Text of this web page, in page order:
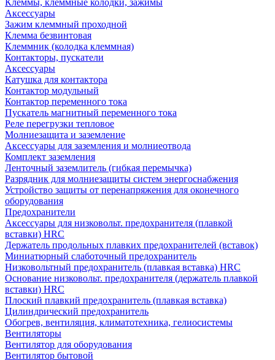
Клеммы, клеммные колодки, зажимы
Аксессуары
Зажим клеммный проходной
Клемма безвинтовая
Клеммник (колодка клеммная)
Контакторы, пускатели
Аксессуары
Катушка для контактора
Контактор модульный
Контактор переменного тока
Пускатель магнитный переменного тока
Реле перегрузки тепловое
Молниезащита и заземление
Аксессуары для заземления и молниеотвода
Комплект заземления
Ленточный заземлитель (гибкая перемычка)
Разрядник для молниезащиты систем энергоснабжения
Устройство защиты от перенапряжения для оконечного
оборудования
Предохранители
Аксессуары для низковольт. предохранителя (плавкой
вставки) HRC
Держатель продольных плавких предохранителей (вставок)
Миниатюрный слаботочный предохранитель
Низковольтный предохранитель (плавкая вставка) HRC
Основание низковольт. предохранителя (держатель плавкой
вставки) HRC
Плоский плавкий предохранитель (плавкая вставка)
Цилиндрический предохранитель
Обогрев, вентиляция, климатотехника, гелиосистемы
Вентиляторы
Вентилятор для оборудования
Вентилятор бытовой